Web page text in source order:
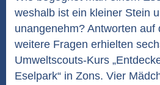
weshalb ist ein kleiner Stein
unangenehm? Antworten auf
weitere Fragen erhielten
Umweltscouts-Kurs
Eselpark“ in Zons. Vier